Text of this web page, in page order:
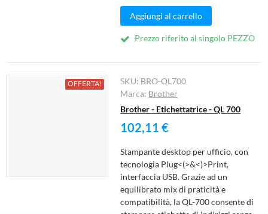
Aggiungi al carrello
Prezzo riferito al singolo PEZZO
OFFERTA! SKU: BRO-QL700
Marca: Brother
Brother - Etichettatrice - QL 700
102,11 €
Stampante desktop per ufficio, con
tecnologia Plug<(>&<)>Print,
interfaccia USB. Grazie ad un
equilibrato mix di praticità e
compatibilità, la QL-700 consente di